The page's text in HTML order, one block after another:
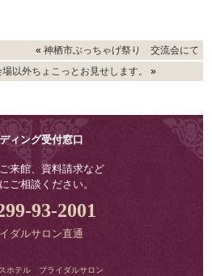
« 神栖市ぶっちゃげ祭り 交流会にて
以外ちょこっとお見せします。
»
ィング受付窓口
来館、資料請求など
ご相談ください。
93-2001
ダルサロン直通
ホテル ブライダルサロン